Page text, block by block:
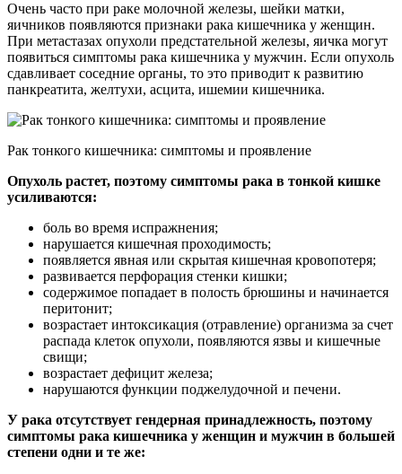
Очень часто при раке молочной железы, шейки матки,
яичников появляются признаки рака кишечника у женщин.
При метастазах опухоли предстательной железы, яичка могут
появиться симптомы рака кишечника у мужчин. Если опухоль
сдавливает соседние органы, то это приводит к развитию
панкреатита, желтухи, асцита, ишемии кишечника.
Рак тонкого кишечника: симптомы и проявление
Опухоль растет, поэтому симптомы рака в тонкой кишке
усиливаются:
боль во время испражнения;
нарушается кишечная проходимость;
появляется явная или скрытая кишечная кровопотеря;
развивается перфорация стенки кишки;
содержимое попадает в полость брюшины и начинается
перитонит;
возрастает интоксикация (отравление) организма за счет
распада клеток опухоли, появляются язвы и кишечные
свищи;
возрастает дефицит железа;
нарушаются функции поджелудочной и печени.
У рака отсутствует гендерная принадлежность, поэтому
симптомы рака кишечника у женщин и мужчин в большей
степени одни и те же: